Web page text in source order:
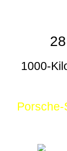
1000-
Porsche-